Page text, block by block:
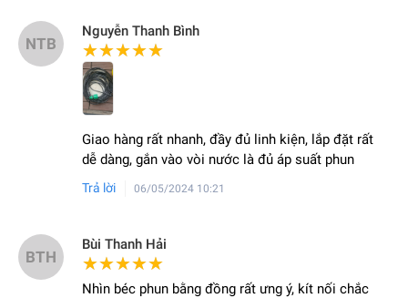
NTB
Nguyễn Thanh Bình
★★★★★
★★★★★
Giao hàng rất nhanh, đầy đủ linh kiện, lắp đặt rất
dễ dàng, gắn vào vòi nước là đủ áp suất phun
Trả lời 06/05/2024 10:21
BTH
Bùi Thanh Hải
★★★★★
★★★★★
Nhìn béc phun bằng đồng rất ưng ý, kít nối chắc